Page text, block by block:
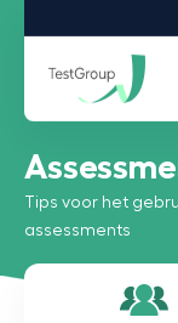
Tips voor het
assessments